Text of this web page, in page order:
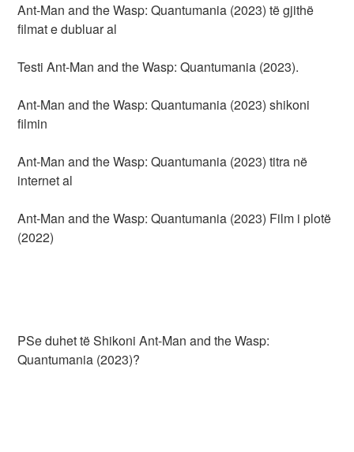
Ant-Man and the Wasp: Quantumania (2023) të gjithë
filmat e dubluar al
Testi Ant-Man and the Wasp: Quantumania (2023).
Ant-Man and the Wasp: Quantumania (2023) shikoni
filmin
Ant-Man and the Wasp: Quantumania (2023) titra në
internet al
Ant-Man and the Wasp: Quantumania (2023) Film i plotë
(2022)
PSe duhet të Shikoni Ant-Man and the Wasp:
Quantumania (2023)?